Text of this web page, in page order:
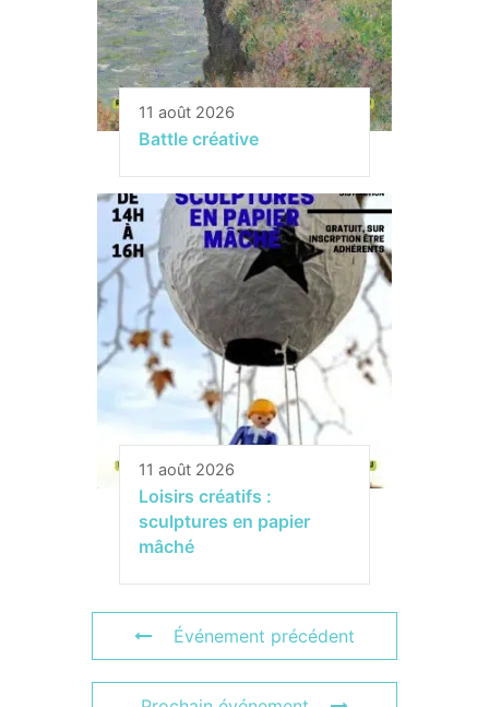
11 août 2026
Battle créative
11 août 2026
Loisirs créatifs :
sculptures en papier
mâché
Événement précédent